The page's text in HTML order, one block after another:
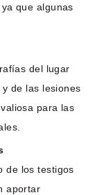
que algunas
del lugar
de las lesiones
para las
de los testigos
aportar